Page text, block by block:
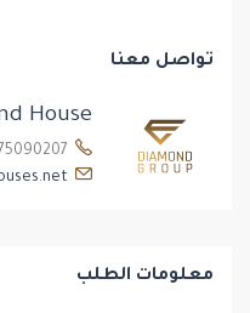
تواصل معنا
House
معلومات الطلب